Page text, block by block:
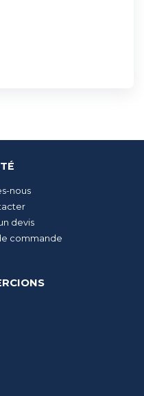
nous
devis
commande